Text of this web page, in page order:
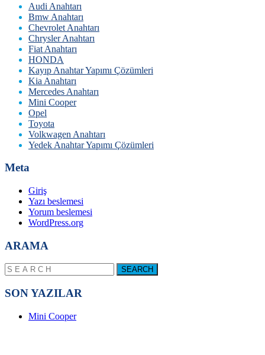
Audi Anahtarı
Bmw Anahtarı
Chevrolet Anahtarı
Chrysler Anahtarı
Fiat Anahtarı
HONDA
Kayıp Anahtar Yapımı Çözümleri
Kia Anahtarı
Mercedes Anahtarı
Mini Cooper
Opel
Toyota
Volkwagen Anahtarı
Yedek Anahtar Yapımı Çözümleri
Meta
Giriş
Yazı beslemesi
Yorum beslemesi
WordPress.org
ARAMA
SON YAZILAR
Mini Cooper